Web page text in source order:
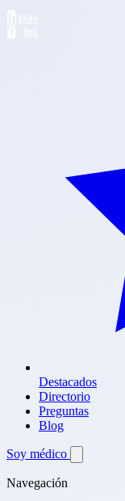
Destacados
Directorio
Preguntas
Blog
Soy médico
Navegación